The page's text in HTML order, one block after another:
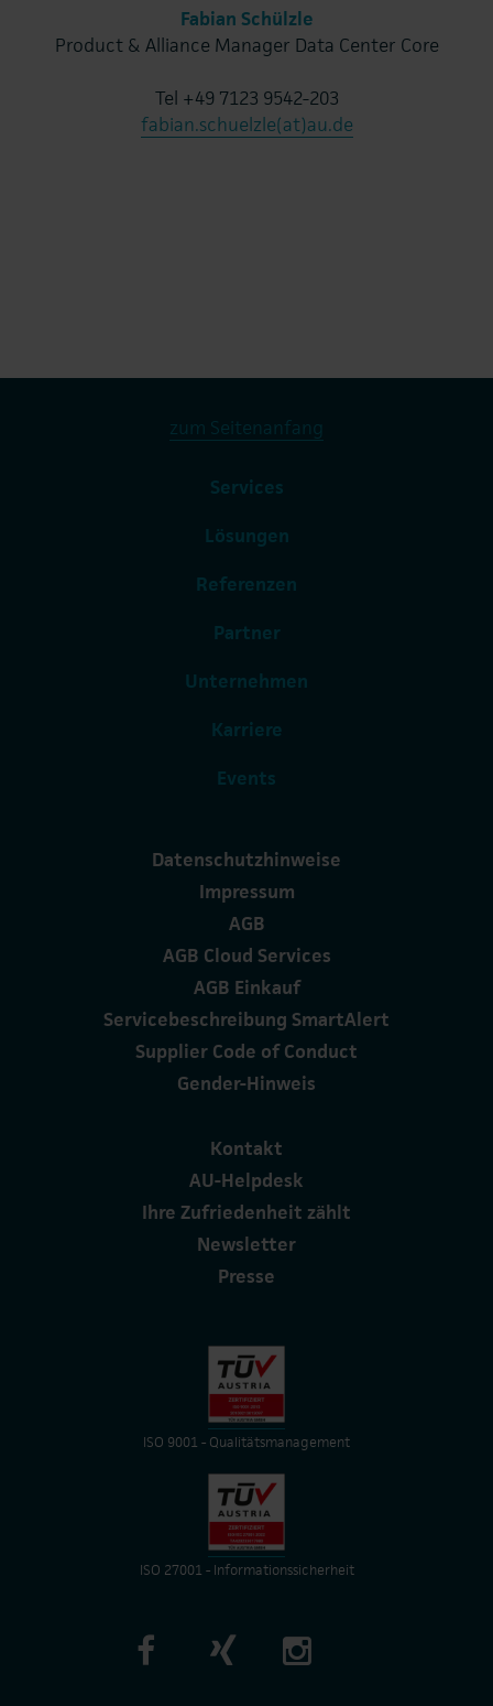
Fabian Schülzle
Product & Alliance Manager Data Center Core
Tel +49 7123 9542-203
fabian.schuelzle(at)au.de
zum Seitenanfang
Services
Lösungen
Referenzen
Partner
Unternehmen
Karriere
Events
Datenschutzhinweise
Impressum
AGB
AGB Cloud Services
AGB Einkauf
Servicebeschreibung SmartAlert
Supplier Code of Conduct
Gender-Hinweis
Kontakt
AU-Helpdesk
Ihre Zufriedenheit zählt
Newsletter
Presse
ISO 9001 - Qualitätsmanagement
ISO 27001 - Informationssicherheit